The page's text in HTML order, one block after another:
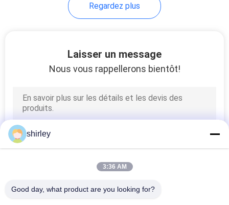
Tasse de Sippy de
Straw Cup pesé par
bébé
Regardez plus
Laisser un message
Nous vous rappellerons bientôt!
shirley
3:36 AM
Good day, what product are you looking for?